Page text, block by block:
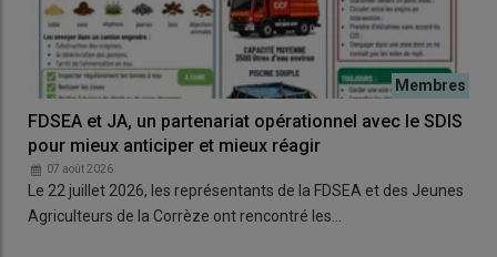
FDSEA et JA, un partenariat opérationnel avec le SDIS
pour mieux anticiper et mieux réagir
07 août 2026
Le 22 juillet 2026, les représentants de la FDSEA et des Jeunes
Agriculteurs de la Corrèze ont rencontré les…